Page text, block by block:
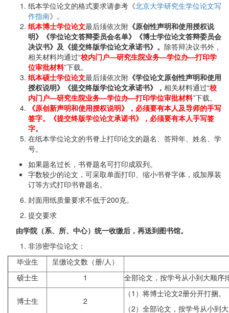
纸本学位论文的格式要求请参考《北京大学研究生学位论文写
作指南》。
纸本博士学位论文最后须依次附 《原创性声明和使用授权说
明》《学位论文答辩委员会名单》《博士学位论文答辩委员会
决议书》及《提交终版学位论文承诺书》。 除答辩决议书外，
相关材料均通过“校内门户—研究生院业务—学位办—打印学
位审批材料”下载。
纸本硕士学位论文最后须依次附 《学位论文原创性声明和使用
授权说明》《提交终版学位论文承诺书》， 相关材料通过“校
内门户—研究生院业务—学位办—打印学位审批材料”下载。
《原创新声明和使用授权说明》，必须要有本人及导师的手写
签字。《提交终版学位论文承诺书》，必须要有本人手写签
字。
在纸本学位论文的书脊上打印论文的题名、答辩年、姓名、学
号。
如果题名过长，书脊题名可打印成双列。
字数较少的论文，可采取单面打印、缩小书脊字体，或加厚装
订等方式打印书脊题名。
封面用纸质量要求不低于200克。
提交要求
由学院（系、所、中心）统一收缴后，再送到图书馆。
非涉密学位论文：
毕业生
呈缴论文数（册/人）
硕士生
1 全部论文，按学号从小到大顺序
博士生 2
（1）将博士论文2册分开打捆。
（2）全部论文，按学号从小到